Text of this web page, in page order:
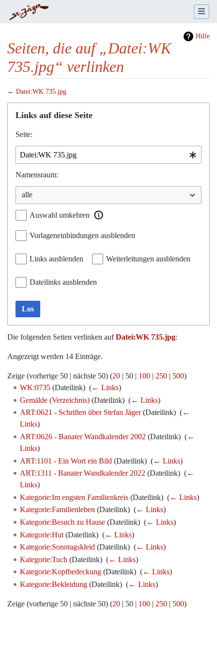
Hilfe
Seiten, die auf „Datei:WK
735.jpg“ verlinken
← Datei:WK 735.jpg
Wechseln zu:Navigation,Suche
Links auf diese Seite
Seite:
Namensraum:
Auswahl umkehren
Vorlageneinbindungen ausblenden
Links ausblenden Weiterleitungen ausblenden
Dateilinks ausblenden
Los
Die folgenden Seiten verlinken aufDatei:WK 735.jpg:
Angezeigt werden 14 Einträge.
Zeige (vorherige 50 | nächste 50) (20 | 50 | 100 | 250 | 500)
WK:0735(Dateilink) ‎ (← Links)
Gemälde (Verzeichnis)(Dateilink) ‎ (← Links)
ART:0621 - Schriften über Stefan Jäger(Dateilink) ‎ (←
Links)
ART:0626 - Banater Wandkalender 2002 (Dateilink) ‎ (←
Links)
ART:1101 - Ein Wort ein Bild (Dateilink) ‎ (← Links)
ART:1311 - Banater Wandkalender 2022 (Dateilink) ‎ (←
Links)
Kategorie:Im engsten Familienkreis(Dateilink) ‎ (← Links)
Kategorie:Familienleben(Dateilink) ‎ (← Links)
Kategorie:Besuch zu Hause(Dateilink) ‎ (← Links)
Kategorie:Hut(Dateilink) ‎ (← Links)
Kategorie:Sonntagskleid (Dateilink) ‎ (← Links)
Kategorie:Tuch (Dateilink) ‎ (← Links)
Kategorie:Kopfbedeckung(Dateilink) ‎ (← Links)
Kategorie:Bekleidung(Dateilink) ‎ (← Links)
Zeige (vorherige 50 | nächste 50) (20 | 50 | 100 | 250 | 500)